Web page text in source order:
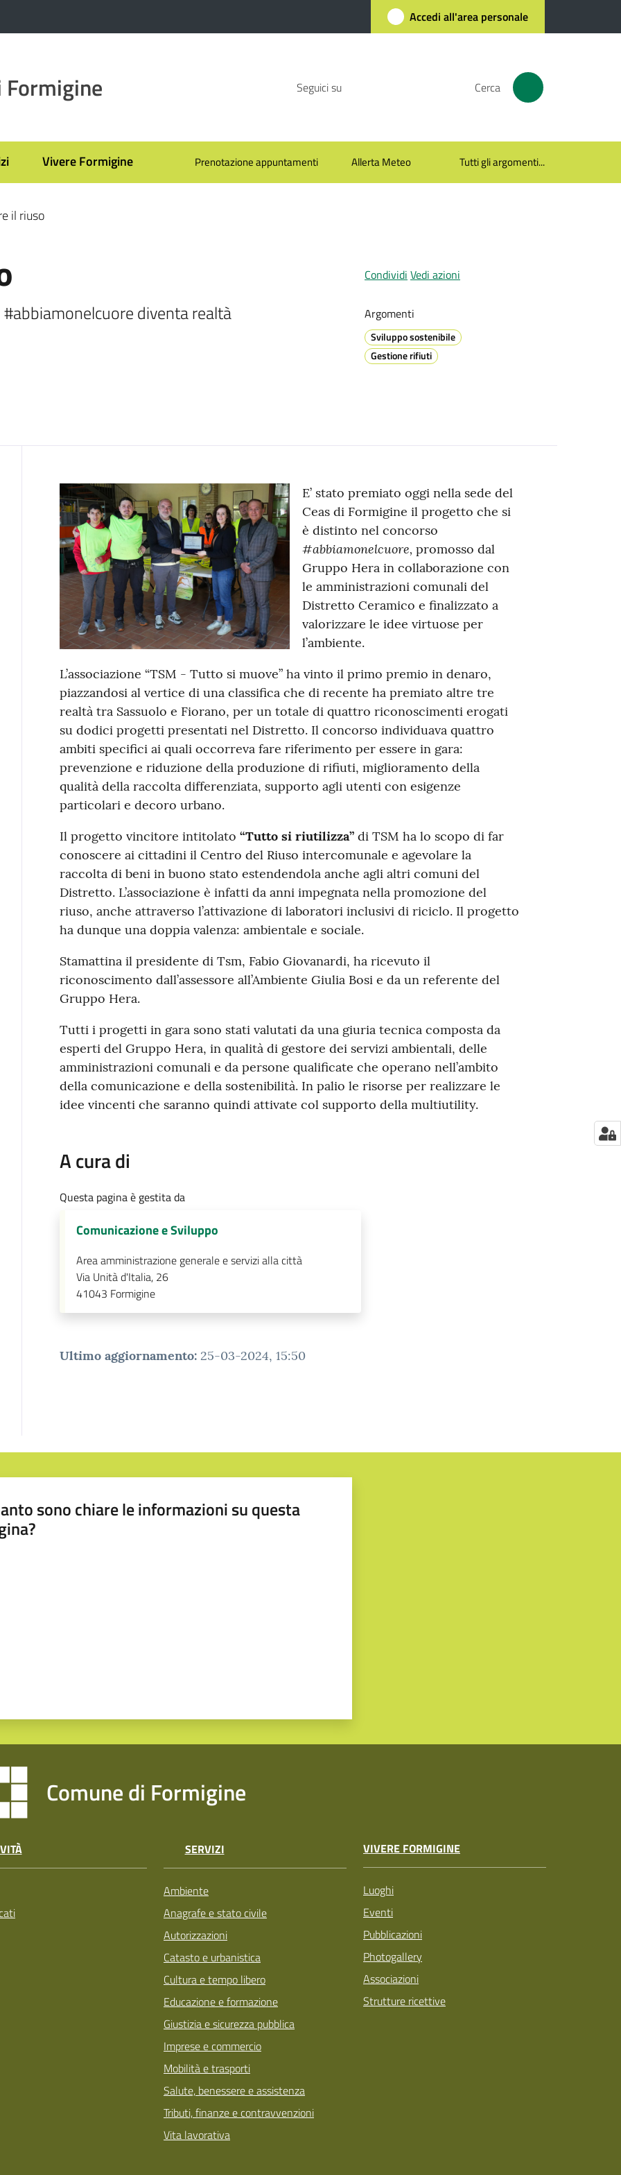
Accedi all'area personale
Formigine Seguici su Cerca
Vivere Formigine Prenotazione appuntamenti Allerta Meteo Tutti gli argomenti...
il riuso
Condividi Vedi azioni
Argomenti
Sviluppo sostenibile
Gestione rifiuti
Contenuto
E’ stato premiato oggi nella sede del
Ceas di Formigine il progetto che si
è distinto nel concorso
#abbiamonelcuore, promosso dal
Gruppo Hera in collaborazione con
le amministrazioni comunali del
Distretto Ceramico e finalizzato a
valorizzare le idee virtuose per
l’ambiente.
L’associazione “TSM - Tutto si muove” ha vinto il primo premio in denaro,
piazzandosi al vertice di una classifica che di recente ha premiato altre tre
realtà tra Sassuolo e Fiorano, per un totale di quattro riconoscimenti erogati
su dodici progetti presentati nel Distretto. Il concorso individuava quattro
ambiti specifici ai quali occorreva fare riferimento per essere in gara:
prevenzione e riduzione della produzione di rifiuti, miglioramento della
qualità della raccolta differenziata, supporto agli utenti con esigenze
particolari e decoro urbano.
Il progetto vincitore intitolato “Tutto si riutilizza”di TSM ha lo scopo di far
conoscere ai cittadini il Centro del Riuso intercomunale e agevolare la
raccolta di beni in buono stato estendendola anche agli altri comuni del
Distretto. L’associazione è infatti da anni impegnata nella promozione del
riuso, anche attraverso l’attivazione di laboratori inclusivi di riciclo. Il progetto
ha dunque una doppia valenza: ambientale e sociale.
Stamattina il presidente di Tsm, Fabio Giovanardi, ha ricevuto il
riconoscimento dall’assessore all’Ambiente Giulia Bosi e da un referente del
Gruppo Hera.
Tutti i progetti in gara sono stati valutati da una giuria tecnica composta da
esperti del Gruppo Hera, in qualità di gestore dei servizi ambientali, delle
amministrazioni comunali e da persone qualificate che operano nell’ambito
della comunicazione e della sostenibilità. In palio le risorse per realizzare le
idee vincenti che saranno quindi attivate col supporto della multiutility.
A cura di
Questa pagina è gestita da
Comunicazione e Sviluppo
Area amministrazione generale e servizi alla città
Via Unità d'Italia, 26
41043 Formigine
Ultimo aggiornamento: 25-03-2024, 15:50
sono chiare le informazioni su questa
Comune di Formigine
SERVIZI
Ambiente
Anagrafe e stato civile
Autorizzazioni
Catasto e urbanistica
Cultura e tempo libero
Educazione e formazione
Giustizia e sicurezza pubblica
Imprese e commercio
Mobilità e trasporti
Salute, benessere e assistenza
Tributi, finanze e contravvenzioni
Vita lavorativa
VIVERE FORMIGINE
Luoghi
Eventi
Pubblicazioni
Photogallery
Associazioni
Strutture ricettive